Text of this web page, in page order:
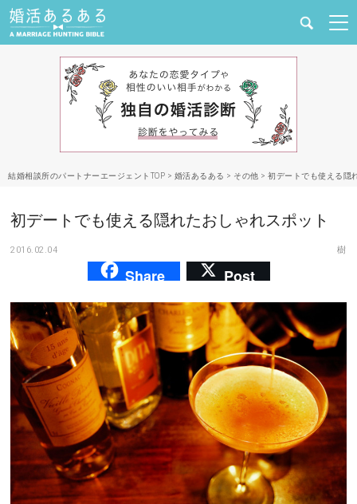
婚活と結婚
合コン・街コン
マッチングアプリ
結婚相談所
あるある
その他
ドキドキ
仕事とキャリア
結婚相談所のパートナーエージェントTOP > 婚活あるある > その他 > 初デートでも使える隠
初デートでも使える隠れたおしゃれスポット
2016.02.04 樹
Share Post